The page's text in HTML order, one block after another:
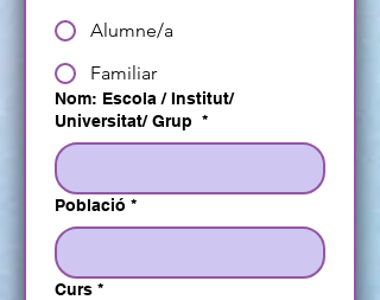
Alumne/a
Familiar
Nom: Escola / Institut/
Universitat/ Grup *
Població *
Curs *